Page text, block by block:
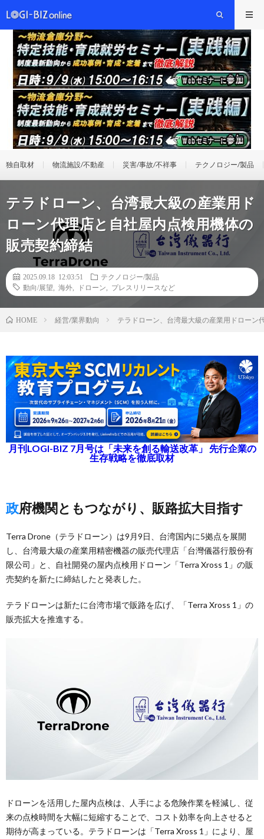
独自取材 物流施設/不動産 災害/事故/不祥事 テクノロジー/製品
テラドローン、台湾最大級の産業用ド
ローン代理店と自社屋内点検用機体の
販売契約締結
2025.09.18 12:03:51
テクノロジー/製品
動向/展望
海外 ドローン プレスリリースなど
HOME 経営/業界動向 テラドローン、台湾最大級の産業用ドローン
月刊LOGI-BIZ 7月号は「未来を創る輸送改革」 先行企業の
生存戦略を徹底取材
政府機関ともつながり、販路拡大目指す
Terra Drone（テラドローン）は9月9日、台湾国内に5拠点を展開
し、台湾最大級の産業用精密機器の販売代理店「台灣儀器行股份有
限公司」と、自社開発の屋内点検用ドローン「Terra Xross 1」の販
売契約を新たに締結したと発表した。
テラドローンは新たに台湾市場で販路を広げ、「Terra Xross 1」の
販売拡大を推進する。
ドローンを活用した屋内点検は、人手による危険作業を軽減し、従
来の点検時間を大幅に短縮することで、コスト効率を向上させると
期待が高まっている。テラドローンは「Terra Xross 1」により、屋